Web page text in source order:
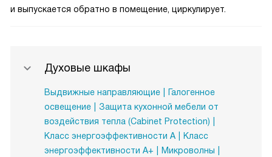
и выпускается обратно в помещение, циркулирует.
Духовые шкафы
Выдвижные направляющие
Галогенное
освещение
Защита кухонной мебели от
воздействия тепла (Cabinet Protection)
Класс энергоэффективности A
Класс
энергоэффективности A+
Микроволны